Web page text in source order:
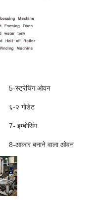
5-स्ट्रेचिंग ओवन
६-२ गोडेट
7- इम्बोसिंग
8-आकार बनाने वाला ओवन